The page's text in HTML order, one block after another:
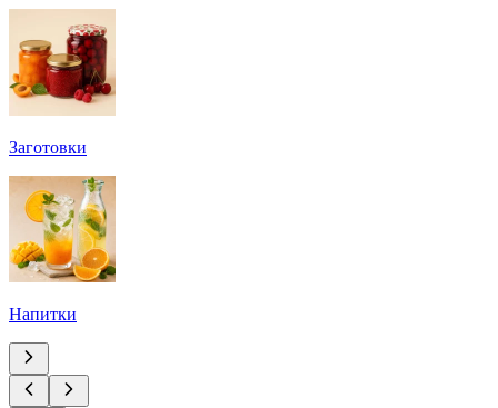
Заготовки
Напитки